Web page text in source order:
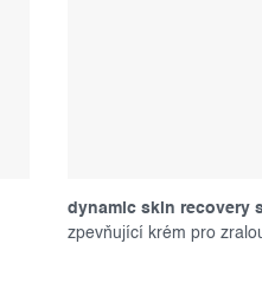
dynamic skin recovery
zpevňující krém pro